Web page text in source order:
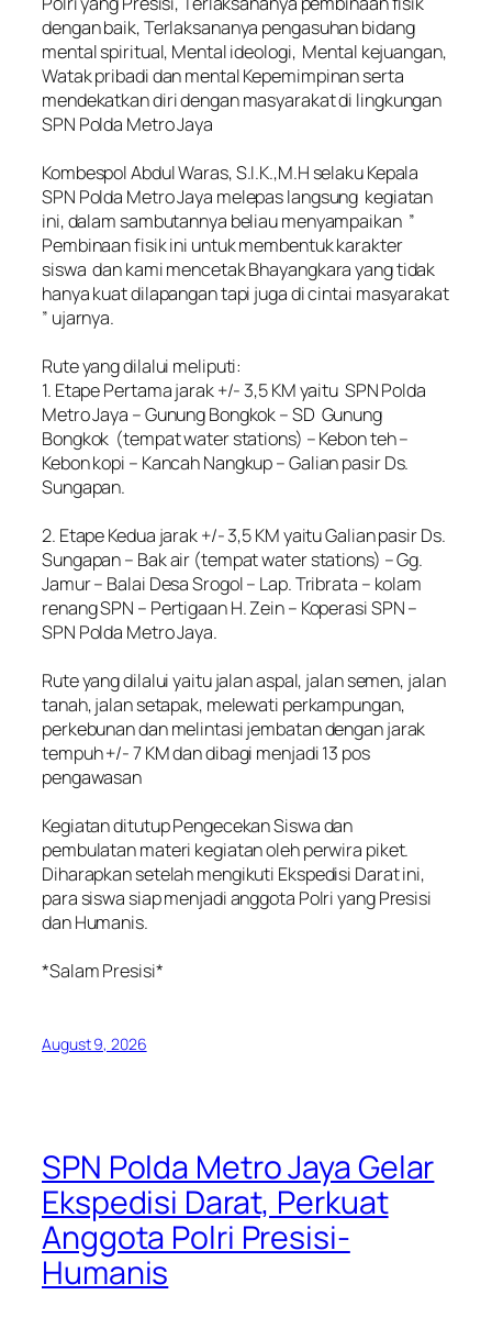
dengan baik, Terlaksananya pengasuhan bidang
mental spiritual, Mental ideologi, Mental kejuangan,
Watak pribadi dan mental Kepemimpinan serta
mendekatkan diri dengan masyarakat di lingkungan
SPN Polda Metro Jaya
‎Kombespol Abdul Waras, S.I.K.,M.H selaku Kepala
SPN Polda Metro Jaya melepas langsung kegiatan
ini, dalam sambutannya beliau menyampaikan ”
Pembinaan fisik ini untuk membentuk karakter
siswa dan kami mencetak Bhayangkara yang tidak
hanya kuat dilapangan tapi juga di cintai masyarakat
” ujarnya.
‎Rute yang dilalui meliputi:
‎1. Etape Pertama jarak +/- 3,5 KM yaitu SPN Polda
Metro Jaya – Gunung Bongkok – SD Gunung
Bongkok (tempat water stations) – Kebon teh –
Kebon kopi – Kancah Nangkup – Galian pasir Ds.
Sungapan.
‎2. Etape Kedua jarak +/- 3,5 KM yaitu Galian pasir Ds.
Sungapan – Bak air (tempat water stations) – Gg.
Jamur – Balai Desa Srogol – Lap. Tribrata – kolam
renang SPN – Pertigaan H. Zein – Koperasi SPN –
SPN Polda Metro Jaya.
‎Rute yang dilalui yaitu jalan aspal, jalan semen, jalan
tanah, jalan setapak, melewati perkampungan,
perkebunan dan melintasi jembatan dengan jarak
tempuh +/- 7 KM dan dibagi menjadi 13 pos
pengawasan
‎Kegiatan ditutup Pengecekan Siswa dan
pembulatan materi kegiatan oleh perwira piket.
Diharapkan setelah mengikuti Ekspedisi Darat ini,
para siswa siap menjadi anggota Polri yang Presisi
dan Humanis.
‎*Salam Presisi*
August 9, 2026
SPN Polda Metro Jaya Gelar
Ekspedisi Darat, Perkuat
Anggota Polri Presisi-
Humanis